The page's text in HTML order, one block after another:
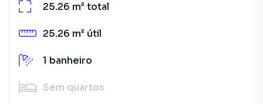
25.26 m²total
25.26 m² útil
1 banheiro
Sem quartos